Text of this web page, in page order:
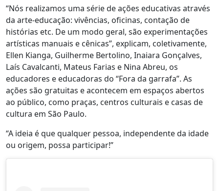
“Nós realizamos uma série de ações educativas através
da arte-educação: vivências, oficinas, contação de
histórias etc. De um modo geral, são experimentações
artísticas manuais e cênicas”, explicam, coletivamente,
Ellen Kianga, Guilherme Bertolino, Inaiara Gonçalves,
Laís Cavalcanti, Mateus Farias e Nina Abreu, os
educadores e educadoras do “Fora da garrafa”. As
ações são gratuitas e acontecem em espaços abertos
ao público, como praças, centros culturais e casas de
cultura em São Paulo.
“A ideia é que qualquer pessoa, independente da idade
ou origem, possa participar!”